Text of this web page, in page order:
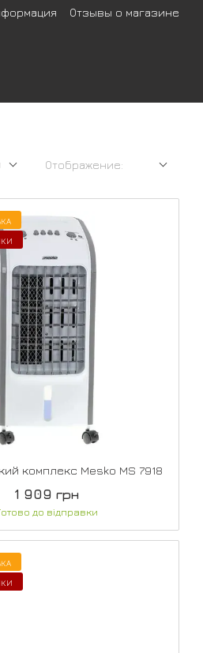
Отзывы о магазине
Отображение:
комплекс Mesko MS 7918
1 909 грн
до відправки